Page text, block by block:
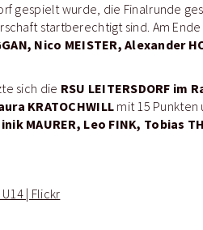
gespielt wurde, die Finalrunde
startberechtigt sind. Am
Nico MEISTER, Alexander
sich die RSU LEITERSDORF im
KRATOCHWILL mit 15 Punkten
MAURER, Leo FINK, Tobias
| Flickr